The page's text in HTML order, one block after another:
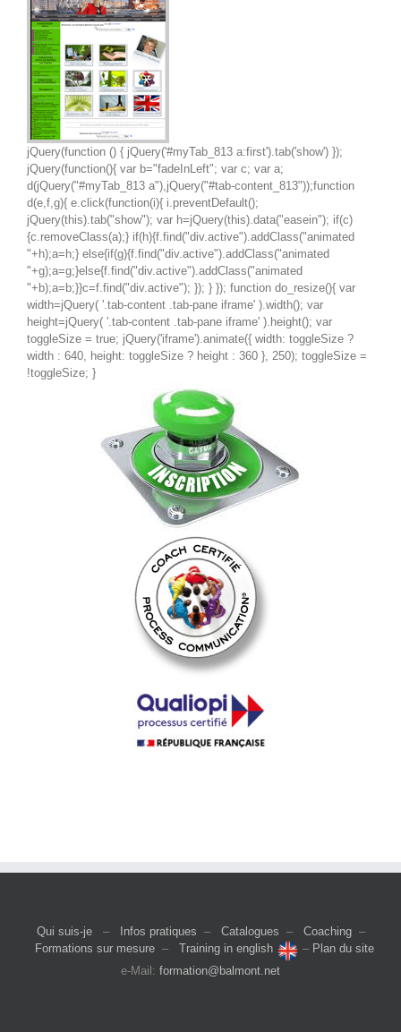
jQuery(function () { jQuery('#myTab_813 a:first').tab('show') });
jQuery(function(){ var b="fadeInLeft"; var c; var a;
d(jQuery("#myTab_813 a"),jQuery("#tab-content_813"));function
d(e,f,g){ e.click(function(i){ i.preventDefault();
jQuery(this).tab("show"); var h=jQuery(this).data("easein"); if(c)
{c.removeClass(a);} if(h){f.find("div.active").addClass("animated
"+h);a=h;} else{if(g){f.find("div.active").addClass("animated
"+g);a=g;}else{f.find("div.active").addClass("animated
"+b);a=b;}}c=f.find("div.active"); }); } }); function do_resize(){ var
width=jQuery( '.tab-content .tab-pane iframe' ).width(); var
height=jQuery( '.tab-content .tab-pane iframe' ).height(); var
toggleSize = true; jQuery('iframe').animate({ width: toggleSize ?
width : 640, height: toggleSize ? height : 360 }, 250); toggleSize =
!toggleSize; }
Qui suis-je– Infos pratiques – Catalogues – Coaching–
Formations sur mesure– Training in english – Plan du site
e-Mail: formation@balmont.net